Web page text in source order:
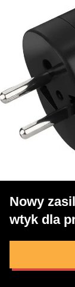
Nowy
wtyk dla